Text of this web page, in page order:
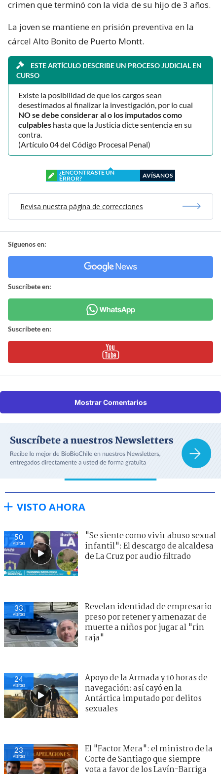
crimen que terminó con la vida de su hijo de 3 años.
La joven se mantiene en prisión preventiva en la
cárcel Alto Bonito de Puerto Montt.
ESTE ARTÍCULO DESCRIBE UN PROCESO JUDICIAL EN
CURSO
Existe la posibilidad de que los cargos sean
desestimados al finalizar la investigación, por lo cual
NO se debe considerar al o los imputados como
culpables hasta que la Justicia dicte sentencia en su
contra.
(Artículo 04 del Código Procesal Penal)
¿ENCONTRASTE UN
ERROR?
AVÍSANOS
Revisa nuestra página de correcciones
Síguenos en:
Suscríbete en:
Suscríbete en:
Mostrar Comentarios
VISTO AHORA
48
visitas
"Se siente como vivir abuso sexual
infantil": El descargo de alcaldesa
de La Cruz por audio filtrado
32
visitas
Revelan identidad de empresario
preso por retener y amenazar de
muerte a niños por jugar al "rin
raja"
24
visitas
Apoyo de la Armada y 10 horas de
navegación: así cayó en la
Antártica imputado por delitos
sexuales
23
visitas
El "Factor Mera": el ministro de la
Corte de Santiago que siempre
vota a favor de los Lavín-Barriga